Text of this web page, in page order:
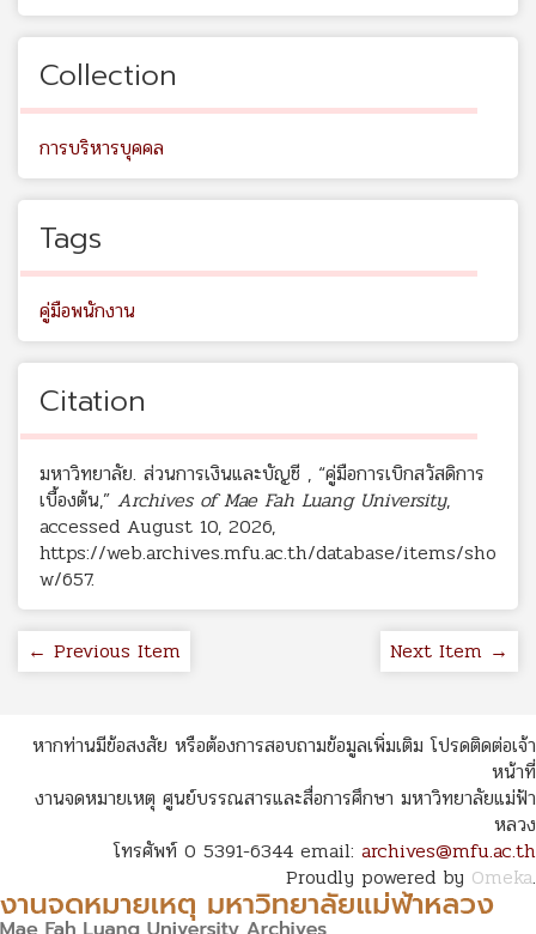
Collection
การบริหารบุคคล
Tags
คู่มือพนักงาน
Citation
มหาวิทยาลัย. ส่วนการเงินและบัญชี , “คู่มือการเบิกสวัสดิการ
เบื้องต้น,” Archives of Mae Fah Luang University,
accessed August 10, 2026,
https://web.archives.mfu.ac.th/database/items/sho
w/657.
← Previous Item Next Item →
หากท่านมีข้อสงสัย หรือต้องการสอบถามข้อมูลเพิ่มเติม โปรดติดต่อเจ้า
หน้าที่
งานจดหมายเหตุ ศูนย์บรรณสารและสื่อการศึกษา มหาวิทยาลัยแม่ฟ้า
หลวง
โทรศัพท์ 0 5391-6344 email: archives@mfu.ac.th
Proudly powered by Omeka.